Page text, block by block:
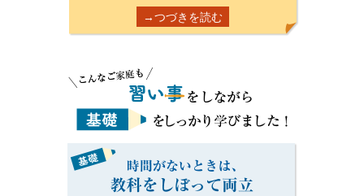
→つづきを読む